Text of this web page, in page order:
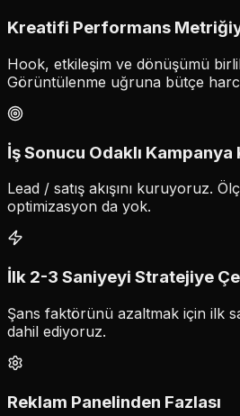
Kreatifi Performans
Hook, etkileşim ve dönüşümü
Görüntülenme uğruna bütçe
İş Sonucu Odaklı Kampanya
Lead / satış akışını kuruyoruz.
optimizasyon da yok.
İlk 2-3 Saniyeyi Stratejiye
Şans faktörünü azaltmak için ilk
dahil ediyoruz.
Reklam Panelinden Fazlası